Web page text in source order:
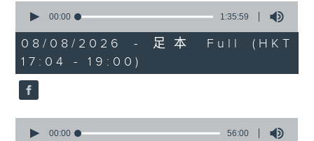
seconds
1
hour,
35
minutes,
59
seconds
00:00 1:35:59
08/08/2026 - 足本 Full (HKT
17:04 - 19:00)
seconds
00:00 56:00